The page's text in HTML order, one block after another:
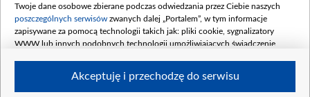
Twoje dane osobowe zbierane podczas odwiedzania przez Ciebie naszych
poszczególnych serwisów zwanych dalej „Portalem”, w tym informacje
zapisywane za pomocą technologii takich jak: pliki cookie, sygnalizatory
WWW lub innych podobnych technologii umożliwiających świadczenie
Akceptuję i przechodzę do serwisu